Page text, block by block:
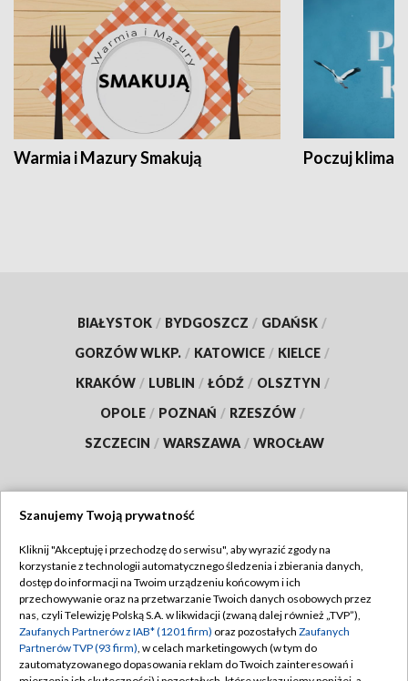
Warmia i Mazury Smakują Poczuj klimat
BIAŁYSTOK / BYDGOSZCZ / GDAŃSK /
GORZÓW WLKP. / KATOWICE / KIELCE /
KRAKÓW / LUBLIN / ŁÓDŹ / OLSZTYN /
OPOLE / POZNAŃ / RZESZÓW /
SZCZECIN / WARSZAWA / WROCŁAW
TVP
Abonament TVP
Emisja w TVP
Centrum informacji TVP
Regulamin TVP
Polityka prywatności
Moje zgody
Szanujemy Twoją prywatność
Kliknij "Akceptuję i przechodzę do serwisu", aby wyrazić zgody na
korzystanie z technologii automatycznego śledzenia i zbierania danych,
dostęp do informacji na Twoim urządzeniu końcowym i ich
przechowywanie oraz na przetwarzanie Twoich danych osobowych przez
nas, czyli Telewizję Polską S.A. w likwidacji (zwaną dalej również „TVP”),
Zaufanych Partnerów z IAB* (1201 firm) oraz pozostałych Zaufanych
Partnerów TVP (93 firm), w celach marketingowych (w tym do
zautomatyzowanego dopasowania reklam do Twoich zainteresowań i